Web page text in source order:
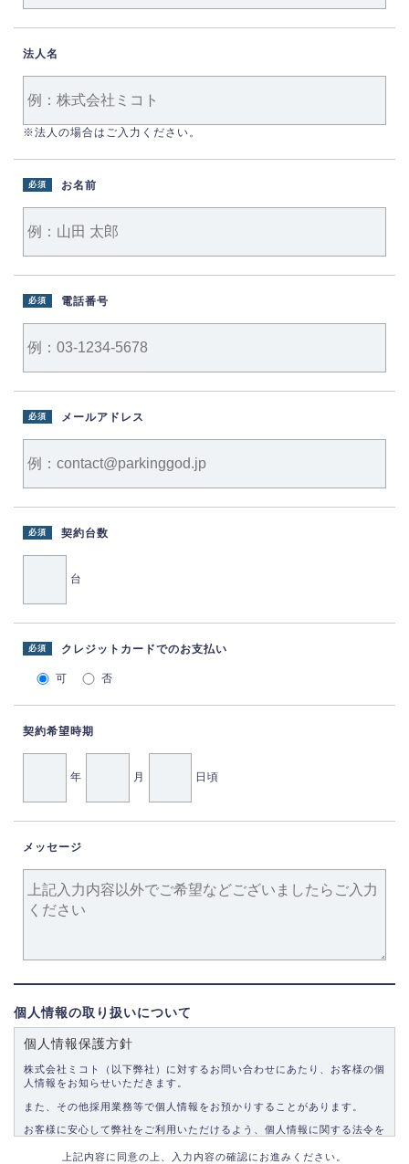
法人名
※法人の場合はご入力ください。
お名前
必須
電話番号
必須
メールアドレス
必須
契約台数
必須
台
クレジットカードでのお支払い
必須
可 否
契約希望時期
年 月 日頃
メッセージ
個人情報の取り扱いについて
個人情報保護方針
株式会社ミコト（以下弊社）に対するお問い合わせにあたり、お客様の個
人情報をお知らせいただきます。
また、その他採用業務等で個人情報をお預かりすることがあります。
お客様に安心して弊社をご利用いただけるよう、個人情報に関する法令を
上記内容に同意の上、入力内容の確認にお進みください。